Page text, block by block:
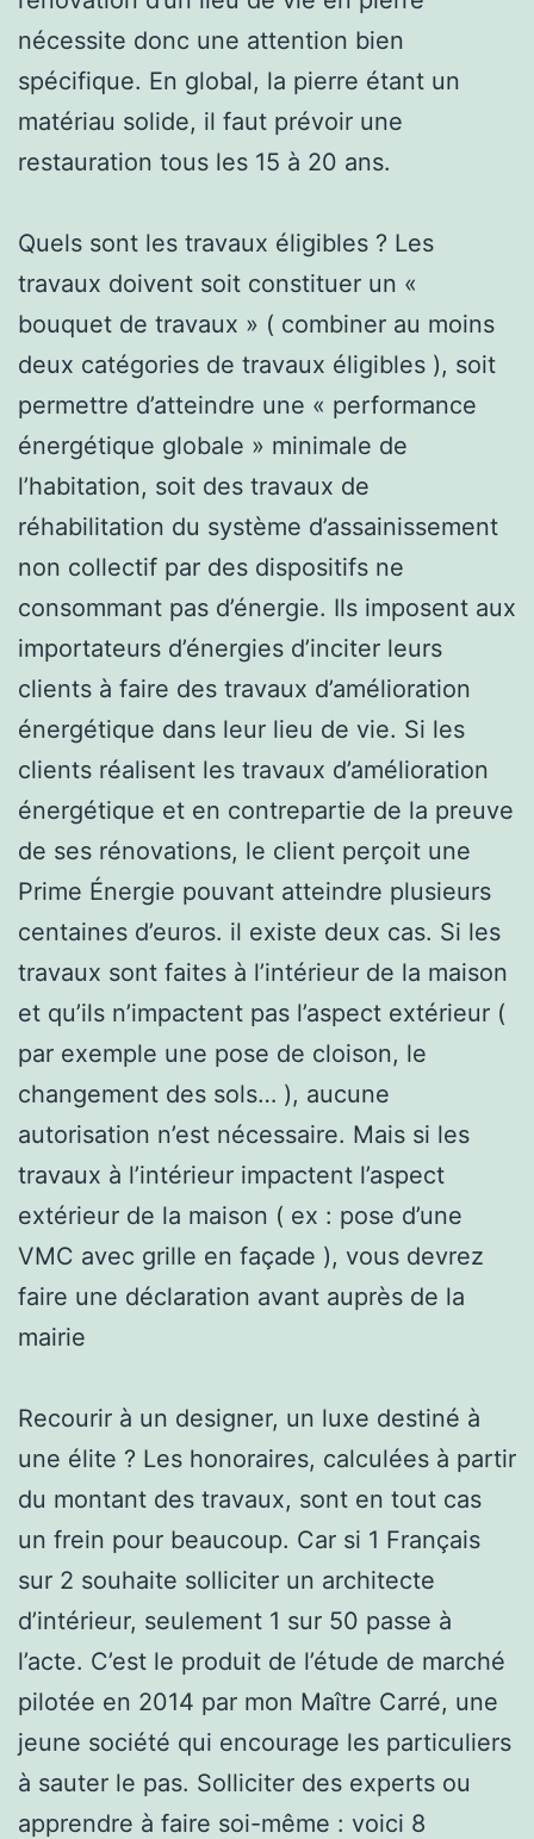
nécessite donc une attention bien
spécifique. En global, la pierre étant un
matériau solide, il faut prévoir une
restauration tous les 15 à 20 ans.
Quels sont les travaux éligibles ? Les
travaux doivent soit constituer un «
bouquet de travaux » ( combiner au moins
deux catégories de travaux éligibles ), soit
permettre d’atteindre une « performance
énergétique globale » minimale de
l’habitation, soit des travaux de
réhabilitation du système d’assainissement
non collectif par des dispositifs ne
consommant pas d’énergie. Ils imposent aux
importateurs d’énergies d’inciter leurs
clients à faire des travaux d’amélioration
énergétique dans leur lieu de vie. Si les
clients réalisent les travaux d’amélioration
énergétique et en contrepartie de la preuve
de ses rénovations, le client perçoit une
Prime Énergie pouvant atteindre plusieurs
centaines d’euros. il existe deux cas. Si les
travaux sont faites à l’intérieur de la maison
et qu’ils n’impactent pas l’aspect extérieur (
par exemple une pose de cloison, le
changement des sols… ), aucune
autorisation n’est nécessaire. Mais si les
travaux à l’intérieur impactent l’aspect
extérieur de la maison ( ex : pose d’une
VMC avec grille en façade ), vous devrez
faire une déclaration avant auprès de la
mairie
Recourir à un designer, un luxe destiné à
une élite ? Les honoraires, calculées à partir
du montant des travaux, sont en tout cas
un frein pour beaucoup. Car si 1 Français
sur 2 souhaite solliciter un architecte
d’intérieur, seulement 1 sur 50 passe à
l’acte. C’est le produit de l’étude de marché
pilotée en 2014 par mon Maître Carré, une
jeune société qui encourage les particuliers
à sauter le pas. Solliciter des experts ou
apprendre à faire soi-même : voici 8